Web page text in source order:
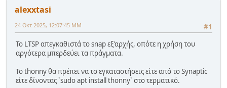
alexxtasi
#1
24 Οκτ 2025, 12:07:45 ΜΜ
Το LTSP απεγκαθιστά το snap εξ'αρχής, οπότε η χρήση του
αργότερα μπερδεύει τα πράγματα.
Το thonny θα πρέπει να το εγκαταστήσεις είτε από το Synaptic
είτε δίνοντας `sudo apt install thonny` στο τερματικό.